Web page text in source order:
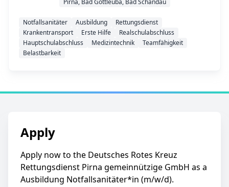
Pirna, Bad Gottleuba, Bad Schandau
Notfallsanitäter Ausbildung
Rettungsdienst
Krankentransport
Erste Hilfe
Realschulabschluss
Hauptschulabschluss
Medizintechnik
Teamfähigkeit
Belastbarkeit
Apply
Apply now to the Deutsches Rotes Kreuz
Rettungsdienst Pirna gemeinnützige GmbH as a
Ausbildung Notfallsanitäter*in (m/w/d).